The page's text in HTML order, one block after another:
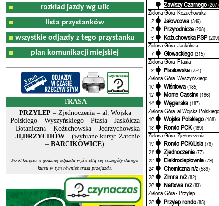
rozkład jazdy wg ulic
lista przystanków
wszystkie odjazdy z tego przystanku
plan komunikacji miejskiej
TRASA
PRZYLEP – Zjednoczenia – al. Wojska
Polskiego – Wyszyńskiego – Ptasia – Jaskółcza
– Botaniczna – Kożuchowska – Jędrzychowska
– JĘDRZYCHÓW – (wybrane kursy: Zatonie
– BARCIKOWICE)
Po kliknięciu w godzinę odjazdu wyświetlą się szczegóły danego
kursu w tym również trasa przejazdu.
Zawiszy Czarnego (207)
Zielona Góra, Kożuchowska
2' Jałowcowa (346)
3'
Przyrodnicza (208)
5'
Kożuchowska PSP (209)
Zielona Góra, Jaskółcza
7' Głowackiego (215)
Zielona Góra, Ptasia
9' Piastowska (224)
Zielona Góra, Wyszyńskiego
10' Wiśniowa (185)
12'
Monte Cassino (186)
14'
Węgierska (187)
Zielona Góra, al.Wojska Polskiego
16' Wojska Polskiego (188)
18'
Rondo PCK (189)
Zielona Góra, Zjednoczenia
19' Rondo PCK/Lisia (76)
21'
Zjednoczenia (77)
23'
Elektrociepłownia (79)
24'
Chemiczna n/ż (589)
25'
Zimna n/ż (82)
26'
Naftowa n/ż (83)
Zielona Góra - Przylep
28' Przylep rondo (85)